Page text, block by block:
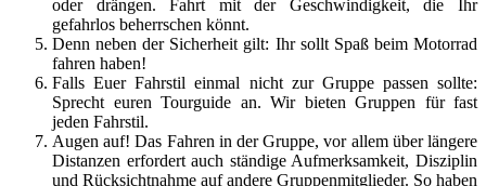
oder drängen. Fahrt mit der Geschwindigkeit, die Ihr
gefahrlos beherrschen könnt.
Denn neben der Sicherheit gilt: Ihr sollt Spaß beim Motorrad
fahren haben!
Falls Euer Fahrstil einmal nicht zur Gruppe passen sollte:
Sprecht euren Tourguide an. Wir bieten Gruppen für fast
jeden Fahrstil.
Augen auf! Das Fahren in der Gruppe, vor allem über längere
Distanzen erfordert auch ständige Aufmerksamkeit, Disziplin
und Rücksichtnahme auf andere Gruppenmitglieder. So haben